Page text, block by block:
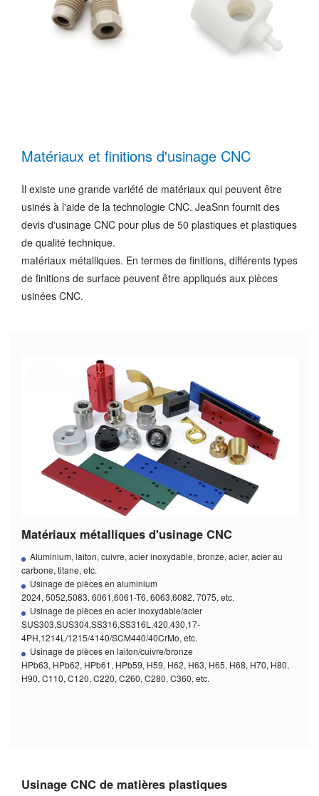
Matériaux et finitions d'usinage CNC
Il existe une grande variété de matériaux qui peuvent être
usinés à l'aide de la technologie CNC. JeaSnn fournit des
devis d'usinage CNC pour plus de 50 plastiques et plastiques
de qualité technique.
matériaux métalliques. En termes de finitions, différents types
de finitions de surface peuvent être appliqués aux pièces
usinées CNC.
Matériaux métalliques d'usinage CNC
Aluminium, laiton, cuivre, acier inoxydable, bronze, acier, acier au
carbone, titane, etc.
Usinage de pièces en aluminium
2024, 5052,5083, 6061,6061-T6, 6063,6082, 7075, etc.
Usinage de pièces en acier inoxydable/acier
SUS303,SUS304,SS316,SS316L,420,430,17-
4PH,1214L/1215/4140/SCM440/40CrMo, etc.
Usinage de pièces en laiton/cuivre/bronze
HPb63, HPb62, HPb61, HPb59, H59, H62, H63, H65, H68, H70, H80,
H90, C110, C120, C220, C260, C280, C360, etc.
Usinage CNC de matières plastiques